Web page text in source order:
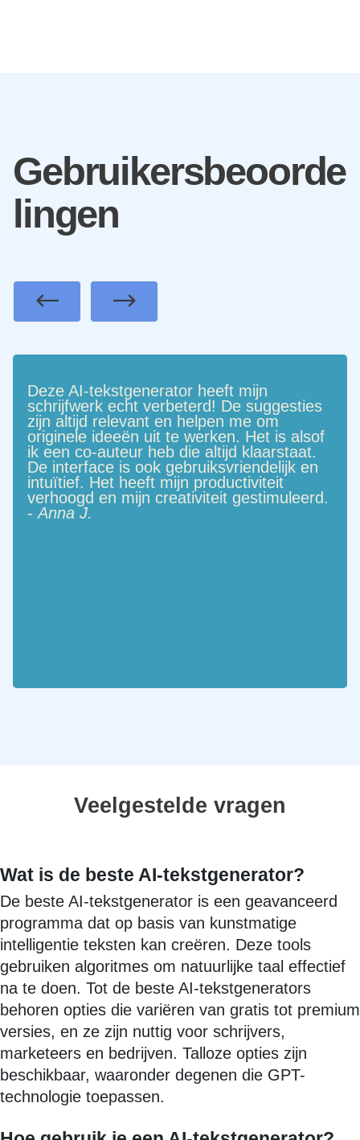
Gebruikersbeoorde
lingen
Deze AI-tekstgenerator heeft mijn
schrijfwerk echt verbeterd! De suggesties
zijn altijd relevant en helpen me om
originele ideeën uit te werken. Het is alsof
ik een co-auteur heb die altijd klaarstaat.
De interface is ook gebruiksvriendelijk en
intuïtief. Het heeft mijn productiviteit
verhoogd en mijn creativiteit gestimuleerd.
- Anna J.
PreviousNext
Veelgestelde vragen
Wat is de beste AI-tekstgenerator?
De beste AI-tekstgenerator is een geavanceerd
programma dat op basis van kunstmatige
intelligentie teksten kan creëren. Deze tools
gebruiken algoritmes om natuurlijke taal effectief
na te doen. Tot de beste AI-tekstgenerators
behoren opties die variëren van gratis tot premium
versies, en ze zijn nuttig voor schrijvers,
marketeers en bedrijven. Talloze opties zijn
beschikbaar, waaronder degenen die GPT-
technologie toepassen.